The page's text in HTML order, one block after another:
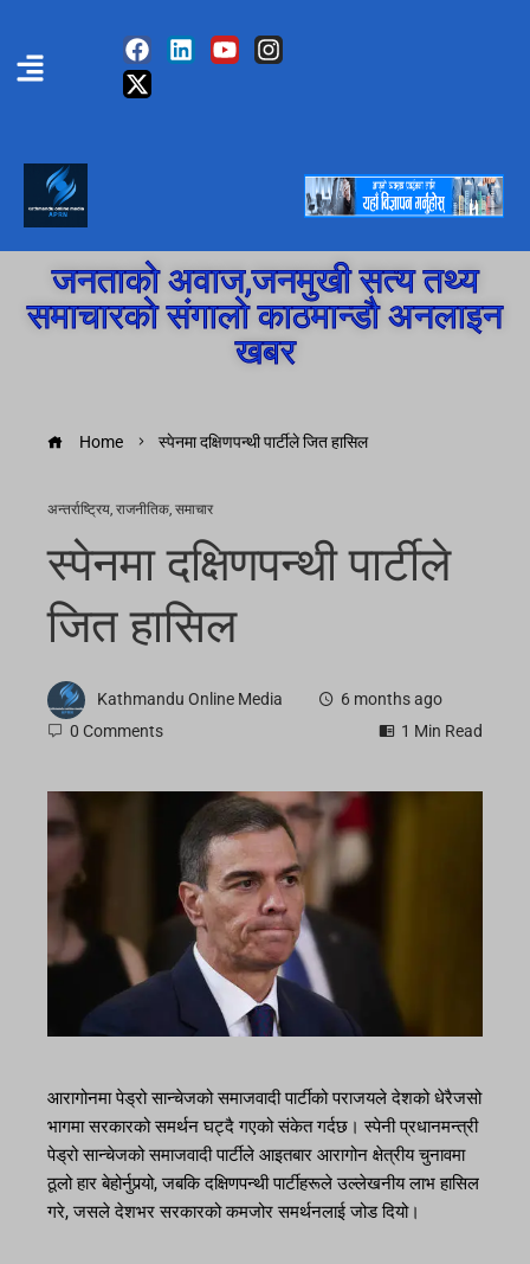
जनताको अवाज,जनमुखी सत्य तथ्य
समाचारको संगालो काठमान्डौ अनलाइन
खबर
Home स्पेनमा दक्षिणपन्थी पार्टीले जित हासिल
अन्तर्राष्ट्रिय, राजनीतिक, समाचार
स्पेनमा दक्षिणपन्थी पार्टीले
जित हासिल
Kathmandu Online Media
6 months ago
0 Comments
1 Min Read
आरागोनमा पेड्रो सान्चेजको समाजवादी पार्टीको पराजयले देशको धेरैजसो
भागमा सरकारको समर्थन घट्दै गएको संकेत गर्दछ। स्पेनी प्रधानमन्त्री
पेड्रो सान्चेजको समाजवादी पार्टीले आइतबार आरागोन क्षेत्रीय चुनावमा
ठूलो हार बेहोर्नुपर्‍यो, जबकि दक्षिणपन्थी पार्टीहरूले उल्लेखनीय लाभ हासिल
गरे, जसले देशभर सरकारको कमजोर समर्थनलाई जोड दियो।